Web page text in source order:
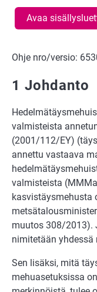
Avaa
Ohje nro/versio:
1 Johdanto
valmisteista
(2001/112/EY)
annettu vastaava
valmisteista
kasvistäysmehusta
muutos 308/2013).
nimitetään yhdessä
Sen lisäksi, mitä
mehuasetuksissa